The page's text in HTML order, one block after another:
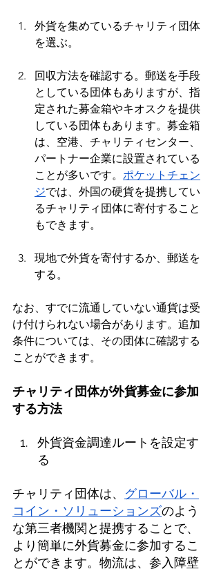
外貨を集めているチャリティ団体
を選ぶ。
回収方法を確認する。郵送を手段
としている団体もありますが、指
定された募金箱やキオスクを提供
している団体もあります。募金箱
は、空港、チャリティセンター、
パートナー企業に設置されている
ことが多いです。 ポケットチェン
ジでは、外国の硬貨を提携してい
るチャリティ団体に寄付すること
もできます。
現地で外貨を寄付するか、郵送を
する。
なお、すでに流通していない通貨は受
け付けられない場合があります。追加
条件については、その団体に確認する
ことができます。
チャリティ団体が外貨募金に参加
する方法
外貨資金調達ルートを設定す
る
チャリティ団体は、 グローバル・
コイン・ソリューションズのよう
な第三者機関と提携することで、
より簡単に外貨募金に参加するこ
とができます。物流は、参入障壁